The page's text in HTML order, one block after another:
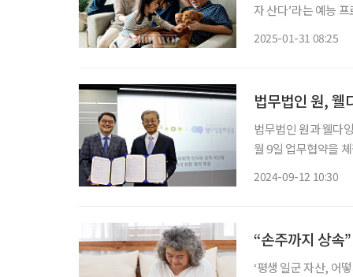
자 산다’라는 예능
2025-01-31 08:25
법무법인 원, 웰
법무법인 원과 웰다
월 9일 업무협약을 체결했다. 이번 협약을 통해 법무법인 원과 웰
2024-09-12 10:30
“손주까지 상속
‘평생 일군 자산, 어